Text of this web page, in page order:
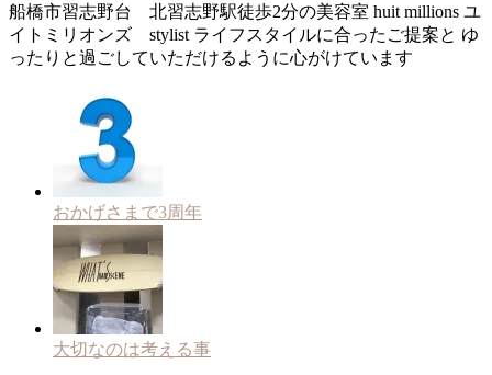
船橋市習志野台 北習志野駅徒歩2分の美容室 huit millions ユ
イトミリオンズ stylist ライフスタイルに合ったご提案と ゆ
ったりと過ごしていただけるように心がけています
おかげさまで3周年
大切なのは考える事